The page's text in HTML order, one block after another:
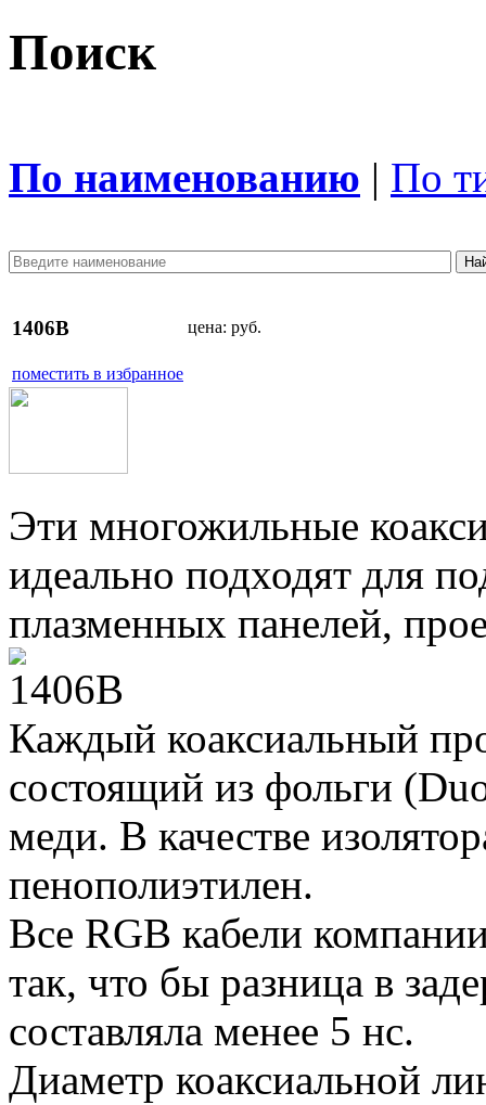
Поиск
По наименованию | По
1406B цена: руб.
поместить в избранное
Эти многожильные
идеально подходят для
плазменных панелей,
Каждый коаксиальный
состоящий из фольги
меди. В качестве
пенополиэтилен.
Все RGB кабели
так, что бы разница в
составляла менее 5 нс.
Диаметр коаксиальной